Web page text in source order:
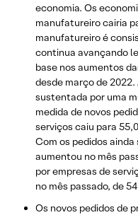
economia. Os
manufatureiro cairia
manufatureiro é
continua avançando
base nos aumentos
desde março de
sustentada por uma
medida de novos
serviços caiu para
Com os pedidos
aumentou no mês
por empresas de
no mês passado, de
Os novos pedidos de